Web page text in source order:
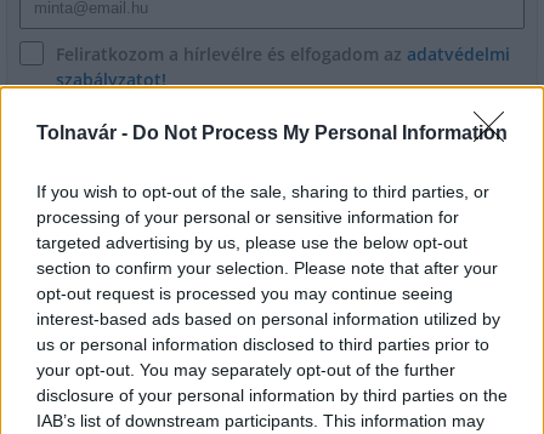
Tolnavár - Do Not Process My Personal Information
If you wish to opt-out of the sale, sharing to third parties, or
processing of your personal or sensitive information for
targeted advertising by us, please use the below opt-out
section to confirm your selection. Please note that after your
opt-out request is processed you may continue seeing
interest-based ads based on personal information utilized by
us or personal information disclosed to third parties prior to
your opt-out. You may separately opt-out of the further
disclosure of your personal information by third parties on the
IAB’s list of downstream participants. This information may
Feliratkozom a hírlevélre és elfogadom az adatvédelmi
szabályzatot!
FELIRATKOZÁS
LEGFRISSEBB
Országos hírek
Kecskeméten is szakirányú
továbbképzésekkel erősít a Gál Ferenc
Egyetem